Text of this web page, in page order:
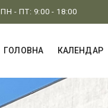
ПН - ПТ: 9:00 - 18:00
ГОЛОВНА КАЛЕНДАР